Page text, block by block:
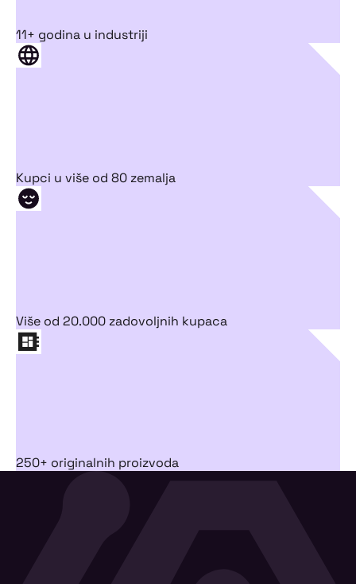
11+ godina u industriji
Kupci u više od 80 zemalja
Više od 20.000 zadovoljnih kupaca
250+ originalnih proizvoda